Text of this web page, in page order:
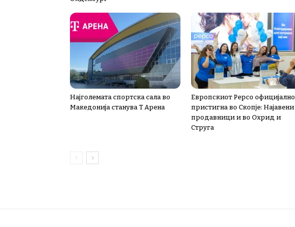
Најголемата спортска сала во
Македонија станува Т Арена
Европскиот Pepco официјално
пристигна во Скопје: Најавени
продавници и во Охрид и
Струга